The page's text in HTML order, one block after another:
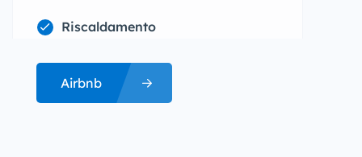
Riscaldamento
Airbnb